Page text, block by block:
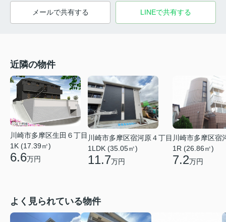
メールで共有する LINEで共有する
近隣の物件
川崎市多摩区生田６丁目
1K (17.39㎡)
6.6万円
川崎市多摩区宿河原４丁目
1LDK (35.05㎡)
11.7万円
川崎市多摩区宿
1R (26.86㎡)
7.2万円
よく見られている物件